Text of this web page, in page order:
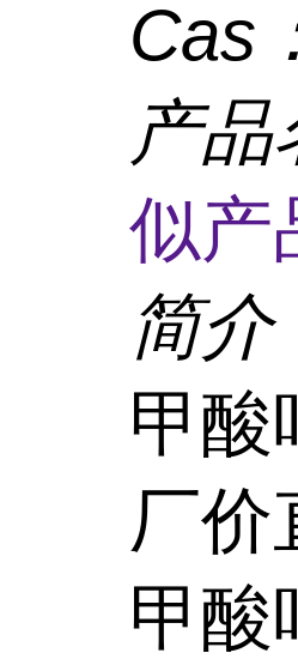
Cas
产品
似
简介
甲酸
厂价
甲酸